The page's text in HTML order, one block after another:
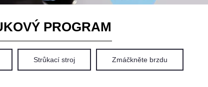
PROGRAM
Strůkací stroj Zmáčkněte brzdu